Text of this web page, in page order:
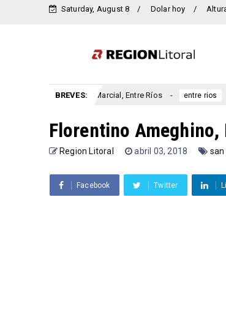
Saturday, August 8 Dolar hoy
BREVES:
San Marcial, Entre Ríos entre rios
Florentino
Region Litoral abril 03, 2018
Facebook Twitter